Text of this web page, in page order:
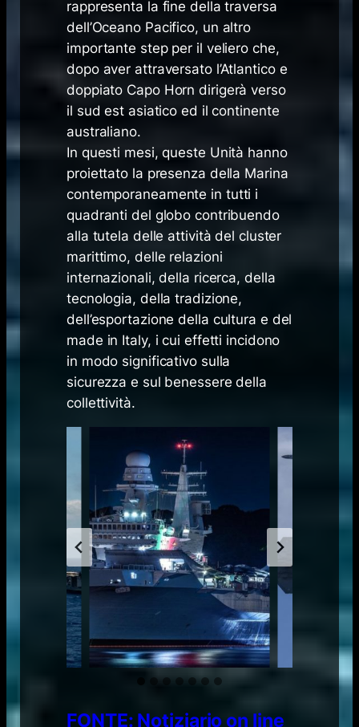
rappresenta la fine della traversa
dell’Oceano Pacifico, un altro
importante step per il veliero che,
dopo aver attraversato l’Atlantico e
doppiato Capo Horn dirigerà verso
il sud est asiatico ed il continente
australiano.
In questi mesi, queste Unità hanno
proiettato la presenza della Marina
contemporaneamente in tutti i
quadranti del globo contribuendo
alla tutela delle attività del cluster
marittimo, delle relazioni
internazionali, della ricerca, della
tecnologia, della tradizione,
dell’esportazione della cultura e del
made in Italy, i cui effetti incidono
in modo significativo sulla
sicurezza e sul benessere della
collettività.
FONTE: Notiziario on line